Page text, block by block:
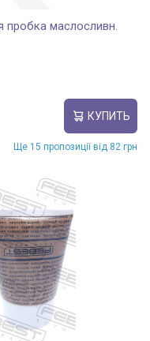
пробка маслосливн.
КУПИТЬ
Ще 15 пропозиції від 82 грн